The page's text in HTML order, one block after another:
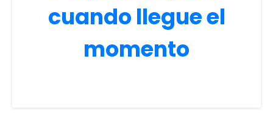
cuando llegue el
momento